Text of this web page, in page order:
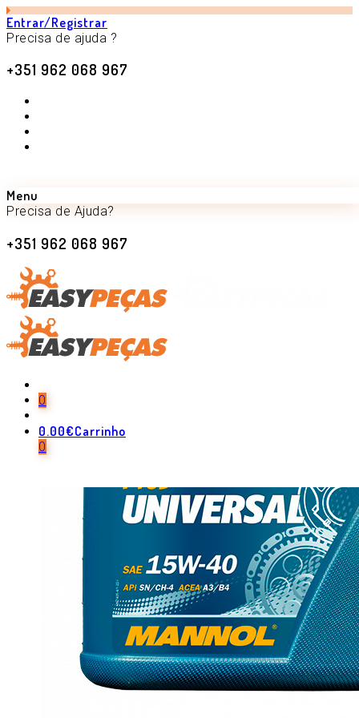
Entrar/Registrar
Precisa de ajuda ?
+351 962 068 967
Menu
Precisa de Ajuda?
+351 962 068 967
0
0.00€Carrinho
0